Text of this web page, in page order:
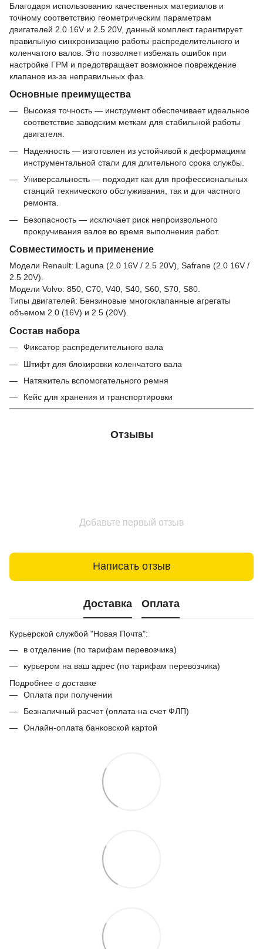
Благодаря использованию качественных материалов и
точному соответствию геометрическим параметрам
двигателей 2.0 16V и 2.5 20V, данный комплект гарантирует
правильную синхронизацию работы распределительного и
коленчатого валов. Это позволяет избежать ошибок при
настройке ГРМ и предотвращает возможное повреждение
клапанов из-за неправильных фаз.
Основные преимущества
Высокая точность — инструмент обеспечивает идеальное
соответствие заводским меткам для стабильной работы
двигателя.
Надежность — изготовлен из устойчивой к деформациям
инструментальной стали для длительного срока службы.
Универсальность — подходит как для профессиональных
станций технического обслуживания, так и для частного
ремонта.
Безопасность — исключает риск непроизвольного
прокручивания валов во время выполнения работ.
Совместимость и применение
Модели Renault: Laguna (2.0 16V / 2.5 20V), Safrane (2.0 16V /
2.5 20V).
Модели Volvo: 850, C70, V40, S40, S60, S70, S80.
Типы двигателей: Бензиновые многоклапанные агрегаты
объемом 2.0 (16V) и 2.5 (20V).
Состав набора
Фиксатор распределительного вала
Штифт для блокировки коленчатого вала
Натяжитель вспомогательного ремня
Кейс для хранения и транспортировки
Отзывы
Добавьте первый отзыв
Написать отзыв
Доставка Оплата
Курьерской службой "Новая Почта":
в отделение (по тарифам перевозчика)
курьером на ваш адрес (по тарифам перевозчика)
Подробнее о доставке
Оплата при получении
Безналичный расчет (оплата на счет ФЛП)
Онлайн-оплата банковской картой